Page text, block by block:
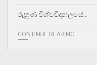
රුහුණ විශ්වවිද්‍යාලයේ…
CONTINUE READING